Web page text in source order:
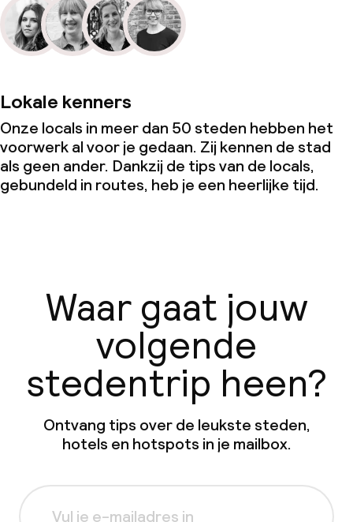
Lokale kenners
Onze locals in meer dan 50 steden hebben het
voorwerk al voor je gedaan. Zij kennen de stad
als geen ander. Dankzij de tips van de locals,
gebundeld in routes, heb je een heerlijke tijd.
Waar gaat jouw
volgende
stedentrip heen?
Ontvang tips over de leukste steden,
hotels en hotspots in je mailbox.